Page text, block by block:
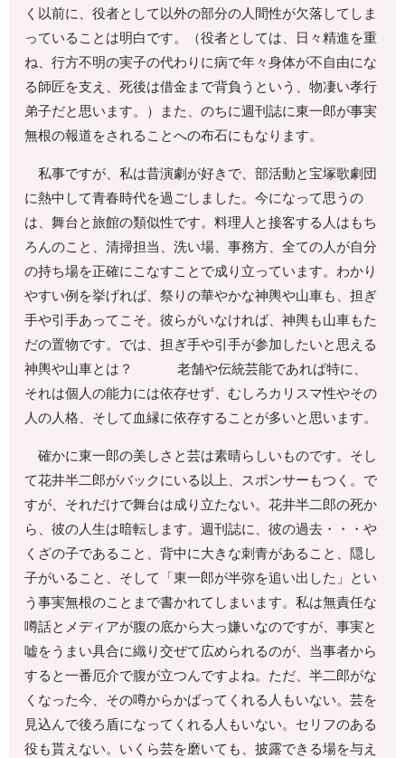
く以前に、役者として以外の部分の人間性が欠落してしま
っていることは明白です。（役者としては、日々精進を重
ね、行方不明の実子の代わりに病で年々身体が不自由にな
る師匠を支え、死後は借金まで背負うという、物凄い孝行
弟子だと思います。）また、のちに週刊誌に東一郎が事実
無根の報道をされることへの布石にもなります。
私事ですが、私は昔演劇が好きで、部活動と宝塚歌劇団
に熱中して青春時代を過ごしました。今になって思うの
は、舞台と旅館の類似性です。料理人と接客する人はもち
ろんのこと、清掃担当、洗い場、事務方、全ての人が自分
の持ち場を正確にこなすことで成り立っています。わかり
やすい例を挙げれば、祭りの華やかな神輿や山車も、担ぎ
手や引手あってこそ。彼らがいなければ、神輿も山車もた
だの置物です。では、担ぎ手や引手が参加したいと思える
神輿や山車とは？ 老舗や伝統芸能であれば特に、
それは個人の能力には依存せず、むしろカリスマ性やその
人の人格、そして血縁に依存することが多いと思います。
確かに東一郎の美しさと芸は素晴らしいものです。そし
て花井半二郎がバックにいる以上、スポンサーもつく。で
すが、それだけで舞台は成り立たない。花井半二郎の死か
ら、彼の人生は暗転します。週刊誌に、彼の過去・・・や
くざの子であること、背中に大きな刺青があること、隠し
子がいること、そして「東一郎が半弥を追い出した」とい
う事実無根のことまで書かれてしまいます。私は無責任な
噂話とメディアが腹の底から大っ嫌いなのですが、事実と
嘘をうまい具合に織り交ぜて広められるのが、当事者から
すると一番厄介で腹が立つんですよね。ただ、半二郎がな
くなった今、その噂からかばってくれる人もいない。芸を
見込んで後ろ盾になってくれる人もいない。セリフのある
役も貰えない。いくら芸を磨いても、披露できる場を与え